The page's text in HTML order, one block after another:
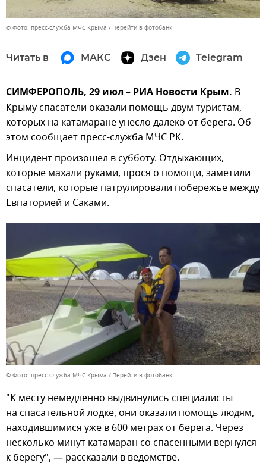
© Фото: пресс-служба МЧС Крыма Перейти в фотобанк
Читать в МАКС Дзен Telegram
СИМФЕРОПОЛЬ, 29 июл – РИА Новости Крым. В
Крыму спасатели оказали помощь двум туристам,
которых на катамаране унесло далеко от берега. Об
этом сообщает пресс-служба МЧС РК.
Инцидент произошел в субботу. Отдыхающих,
которые махали руками, прося о помощи, заметили
спасатели, которые патрулировали побережье между
Евпаторией и Саками.
© Фото: пресс-служба МЧС Крыма Перейти в фотобанк
"К месту немедленно выдвинулись специалисты
на спасательной лодке, они оказали помощь людям,
находившимися уже в 600 метрах от берега. Через
несколько минут катамаран со спасенными вернулся
к берегу", — рассказали в ведомстве.